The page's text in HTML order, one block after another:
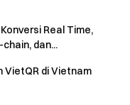
Aplikasi Gate|
lebih banyak
Real Time,
dan...
VietQR di Vietnam